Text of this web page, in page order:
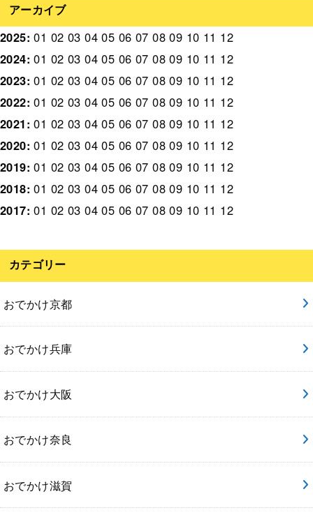
アーカイブ
2025:01 02 03 04 05 06 07 08 09 10 11 12
2024:01 02 03 04 05 06 07 08 09 10 11 12
2023:01 02 03 04 05 06 07 08 09 10 11 12
2022:01 02 03 04 05 06 07 08 09 10 11 12
2021:01 02 03 04 05 06 07 08 09 10 11 12
2020:01 02 03 04 05 06 07 08 09 10 11 12
2019:01 02 03 04 05 06 07 08 09 10 11 12
2018:01 02 03 04 05 06 07 08 09 10 11 12
2017:01 02 03 04 05 06 07 08 09 10 11 12
カテゴリー
おでかけ京都
おでかけ兵庫
おでかけ大阪
おでかけ奈良
おでかけ滋賀